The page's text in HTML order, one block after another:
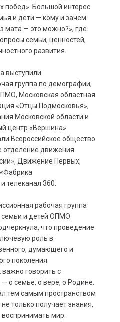
побед». Большой интерес
и дети — кому и зачем
мата — это можно?», где
семьи, ценностей,
развития.
выступили
группа по демографии,
Московская областная
«Отцы Подмосковья»,
Московской области и
центр «Вершина».
Всероссийское общество
отделение движения
Движение Первых,
телеканал 360.
рабочая группа
и детей ОПМО
что проведение
роль в
думающего и
поколения.
говорить с
о семье, о вере, о Родине.
тем самым пространством
только получает знания,
мир.